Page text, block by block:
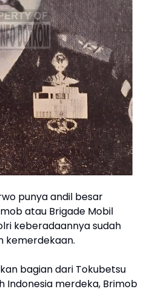
punya andil besar
atau Brigade Mobil
keberadaannya sudah
kemerdekaan.
bagian dari Tokubetsu
Indonesia merdeka, Brimob